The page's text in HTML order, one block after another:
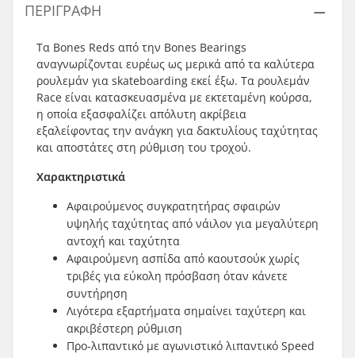
ΠΕΡΙΓΡΑΦΉ
Τα Bones Reds από την Bones Bearings
αναγνωρίζονται ευρέως ως μερικά από τα καλύτερα
ρουλεμάν για skateboarding εκεί έξω. Τα ρουλεμάν
Race είναι κατασκευασμένα με εκτεταμένη κούρσα,
η οποία εξασφαλίζει απόλυτη ακρίβεια
εξαλείφοντας την ανάγκη για δακτυλίους ταχύτητας
και αποστάτες στη ρύθμιση του τροχού.
Χαρακτηριστικά
Αφαιρούμενος συγκρατητήρας σφαιρών
υψηλής ταχύτητας από νάιλον για μεγαλύτερη
αντοχή και ταχύτητα
Αφαιρούμενη ασπίδα από καουτσούκ χωρίς
τριβές για εύκολη πρόσβαση όταν κάνετε
συντήρηση
Λιγότερα εξαρτήματα σημαίνει ταχύτερη και
ακριβέστερη ρύθμιση
Προ-λιπαντικό με αγωνιστικό λιπαντικό Speed